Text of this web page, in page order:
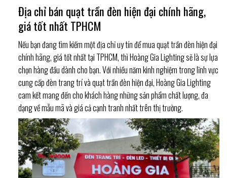
Địa chỉ bán quạt trần đèn hiện đại chính hãng,
giá tốt nhất TPHCM
Nếu bạn đang tìm kiếm một địa chỉ uy tín để mua quạt trần đèn hiện đại
chính hãng, giá tốt nhất tại TPHCM, thì Hoàng Gia Lighting sẽ là sự lựa
chọn hàng đầu dành cho bạn. Với nhiều năm kinh nghiệm trong lĩnh vực
cung cấp đèn trang trí và quạt trần đèn hiện đại, Hoàng Gia Lighting
cam kết mang đến cho khách hàng những sản phẩm chất lượng, đa
dạng về mẫu mã và giá cả cạnh tranh nhất trên thị trường.